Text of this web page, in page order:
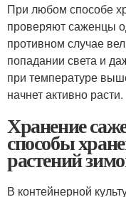
При любом способе
проверяют саженцы
противном случае
попадании света и
при температуре
начнет активно расти.
Хранение
способы
растений
В контейнерной